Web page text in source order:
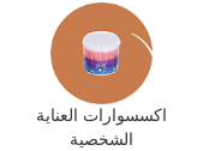
اكسسوارات العناية
الشخصية